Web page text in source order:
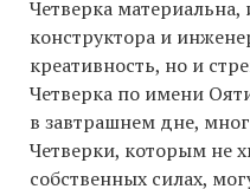
Четверка
конструктора и
креативность, но и
Четверка по имени
в завтрашнем дне,
Четверки, которым не
собственных силах,